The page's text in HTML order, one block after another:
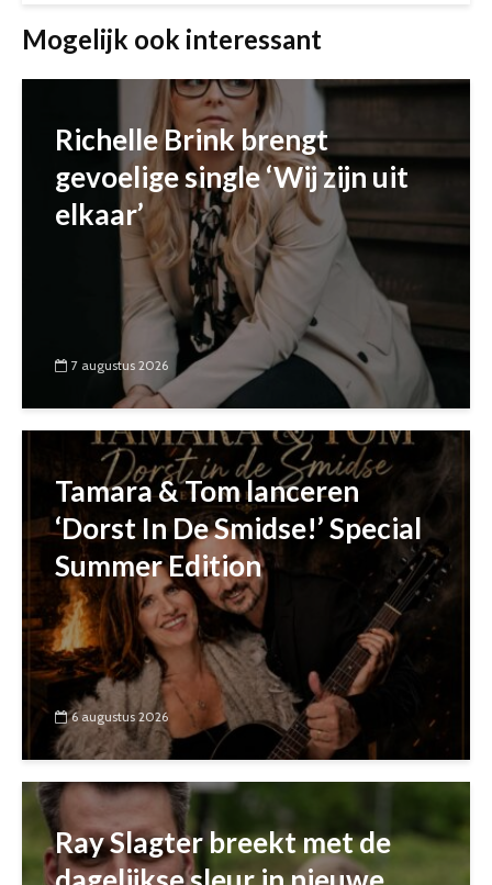
Mogelijk ook interessant
Richelle Brink brengt
gevoelige single ‘Wij zijn uit
elkaar’
7 augustus 2026
Tamara & Tom lanceren
‘Dorst In De Smidse!’ Special
Summer Edition
6 augustus 2026
Ray Slagter breekt met de